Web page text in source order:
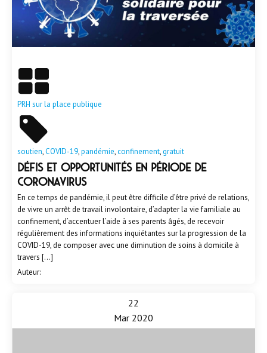
PRH sur la place publique
soutien,COVID-19,pandémie,confinement,gratuit
Défis et opportunités en période de
Coronavirus
En ce temps de pandémie, il peut être difficile d’être privé de relations,
de vivre un arrêt de travail involontaire, d’adapter la vie familiale au
confinement, d’accentuer l’aide à ses parents âgés, de recevoir
régulièrement des informations inquiétantes sur la progression de la
COVID-19, de composer avec une diminution de soins à domicile à
travers […]
Auteur:
22
Mar 2020